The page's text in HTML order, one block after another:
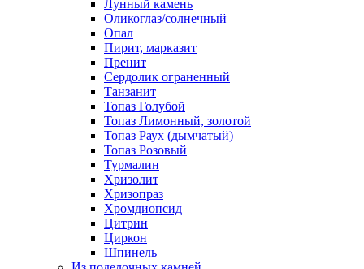
Лунный камень
Оликоглаз/солнечный
Опал
Пирит, марказит
Пренит
Сердолик ограненный
Танзанит
Топаз Голубой
Топаз Лимонный, золотой
Топаз Раух (дымчатый)
Топаз Розовый
Турмалин
Хризолит
Хризопраз
Хромдиопсид
Цитрин
Циркон
Шпинель